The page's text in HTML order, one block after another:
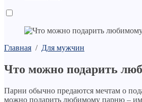
Главная / Для мужчин
Что можно подарить
Парни обычно предаются мечтам о
можно подарить любимому парню –